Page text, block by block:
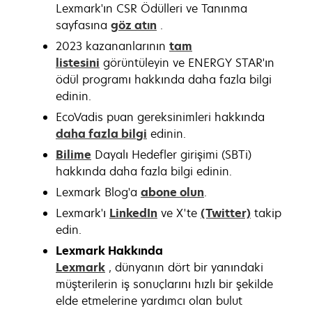
Lexmark'ın CSR Ödülleri ve Tanınma
sayfasına göz atın .
2023 kazananlarının tam
listesini görüntüleyin ve ENERGY STAR'ın
ödül programı hakkında daha fazla bilgi
edinin.
EcoVadis puan gereksinimleri hakkında
daha fazla bilgi edinin.
Bilime Dayalı Hedefler girişimi (SBTi)
hakkında daha fazla bilgi edinin.
Lexmark Blog'a abone olun.
Lexmark'ı LinkedIn ve X'te (Twitter) takip
edin.
Lexmark Hakkında
Lexmark , dünyanın dört bir yanındaki
müşterilerin iş sonuçlarını hızlı bir şekilde
elde etmelerine yardımcı olan bulut